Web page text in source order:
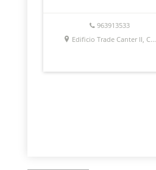
963913533
Edificio Trade Canter II, C...